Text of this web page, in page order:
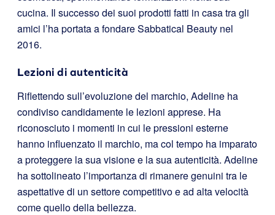
cucina. Il successo dei suoi prodotti fatti in casa tra gli
amici l’ha portata a fondare Sabbatical Beauty nel
2016.
Lezioni di autenticità
Riflettendo sull’evoluzione del marchio, Adeline ha
condiviso candidamente le lezioni apprese. Ha
riconosciuto i momenti in cui le pressioni esterne
hanno influenzato il marchio, ma col tempo ha imparato
a proteggere la sua visione e la sua autenticità. Adeline
ha sottolineato l’importanza di rimanere genuini tra le
aspettative di un settore competitivo e ad alta velocità
come quello della bellezza.